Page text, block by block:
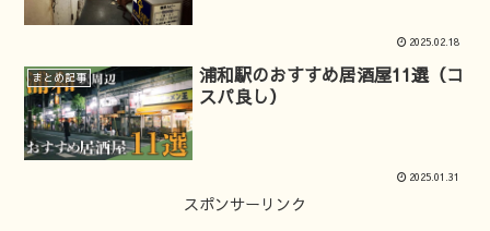
2025.02.18
まとめ記事
浦和駅のおすすめ居酒屋11選（コ
スパ良し）
2025.01.31
スポンサーリンク